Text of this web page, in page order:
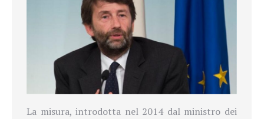
La misura, introdotta nel 2014 dal ministro dei